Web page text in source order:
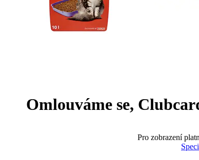
Omlouváme se,
Pro zobrazení